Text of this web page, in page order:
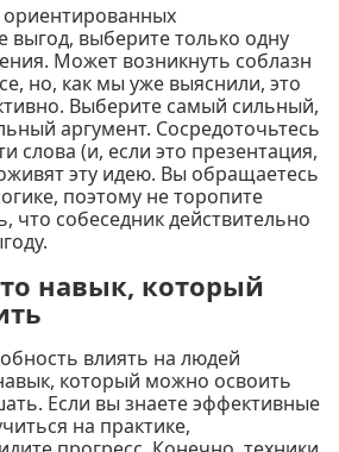
выгод, выберите только одну
Может возникнуть соблазн
но, как мы уже выяснили, это
Выберите самый сильный,
аргумент. Сосредоточьтесь
слова (и, если это презентация,
эту идею. Вы обращаетесь
поэтому не торопите
что собеседник действительно
навык, который
влиять на людей
который можно освоить
Если вы знаете эффективные
на практике,